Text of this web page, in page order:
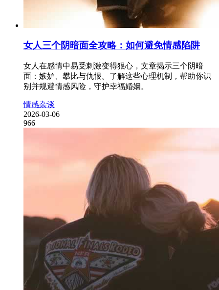
女人三个阴暗面全攻略：如何避免情感陷阱
女人在感情中易受刺激变得狠心，文章揭示三个阴暗
面：嫉妒、攀比与仇恨。了解这些心理机制，帮助你识
别并规避情感风险，守护幸福婚姻。
情感杂谈
2026-03-06
966